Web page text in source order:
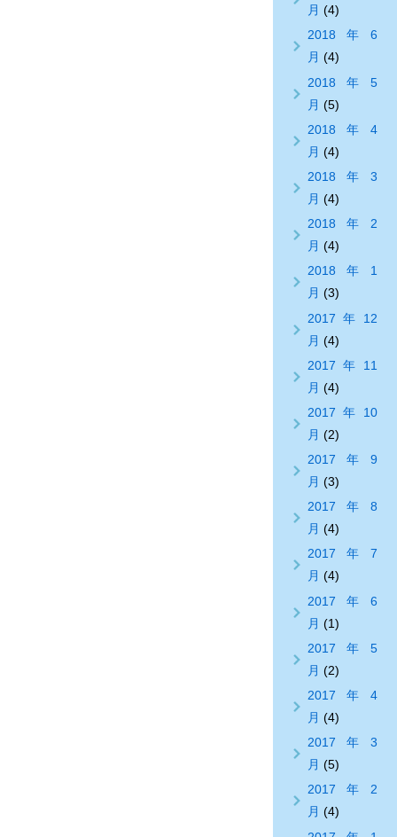
月 (4)
2018年6
月 (4)
2018年5
月 (5)
2018年4
月 (4)
2018年3
月 (4)
2018年2
月 (4)
2018年1
月 (3)
2017年12
月 (4)
2017年11
月 (4)
2017年10
月 (2)
2017年9
月 (3)
2017年8
月 (4)
2017年7
月 (4)
2017年6
月 (1)
2017年5
月 (2)
2017年4
月 (4)
2017年3
月 (5)
2017年2
月 (4)